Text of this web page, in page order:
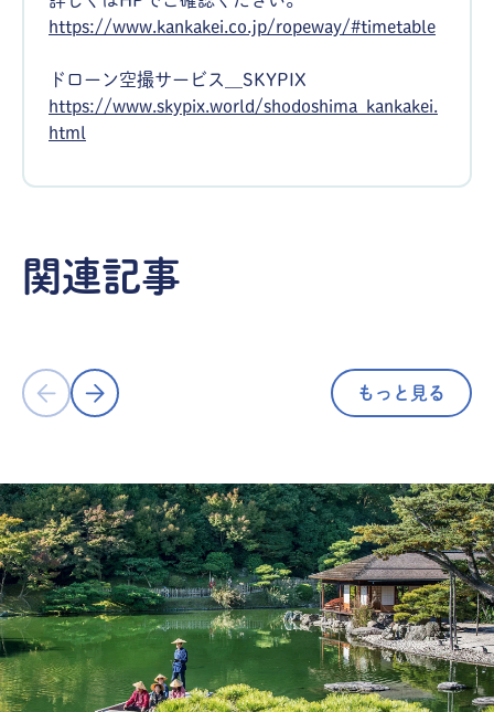
https://www.kankakei.co.jp/ropeway/#timetable
ドローン空撮サービス＿SKYPIX
https://www.skypix.world/shodoshima_kankakei.
html
関連記事
ダイス♩かわいいヤドンに会いに行こ
う！／香川県綾川町
もっと見る